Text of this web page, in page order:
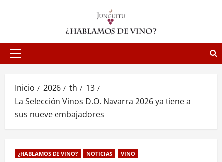
Menú
Inicio 2026 th
13
La Selección Vinos D.O. Navarra 2026 ya tiene a
sus nueve embajadores
¿HABLAMOS DE VINO? NOTICIAS VINO